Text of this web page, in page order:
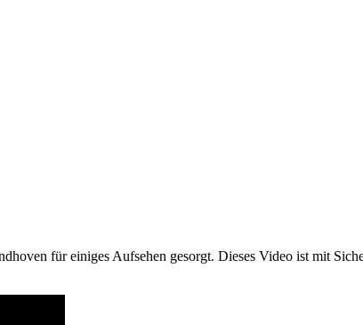
für einiges Aufsehen gesorgt. Dieses Video ist mit